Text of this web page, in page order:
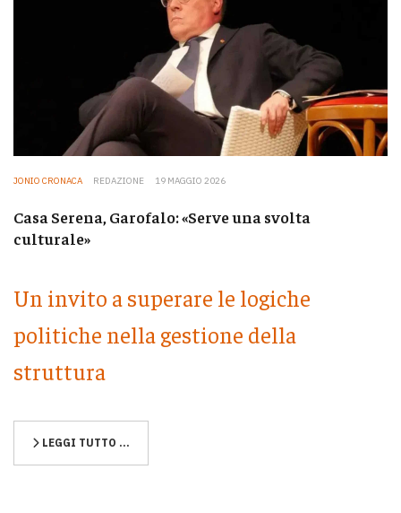
JONIO CRONACA REDAZIONE 19 MAGGIO 2026
Casa Serena, Garofalo: «Serve una svolta
culturale»
Un invito a superare le logiche
politiche nella gestione della
struttura
LEGGI TUTTO …